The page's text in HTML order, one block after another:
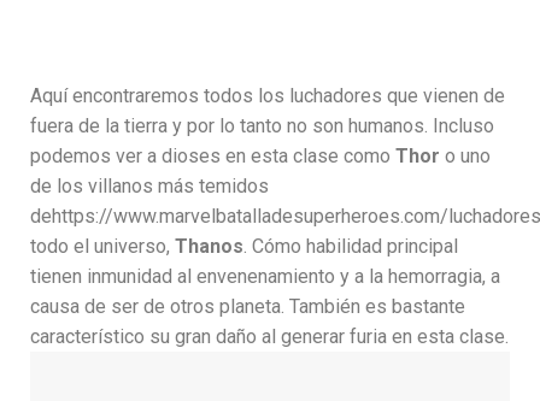
Aquí encontraremos todos los luchadores que vienen de
fuera de la tierra y por lo tanto no son humanos. Incluso
podemos ver a dioses en esta clase como Thor o uno
de los villanos más temidos
dehttps://www.marvelbatalladesuperheroes.com/
todo el universo, Thanos . Cómo habilidad principal
tienen inmunidad al envenenamiento y a la hemorragia, a
causa de ser de otros planeta. También es bastante
característico su gran daño al generar furia en esta clase.